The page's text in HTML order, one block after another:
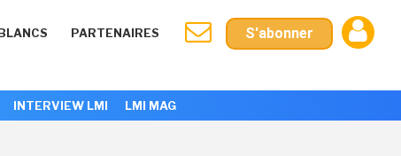
PARTENAIRES S'abonner
INTERVIEW LMI LMI MAG